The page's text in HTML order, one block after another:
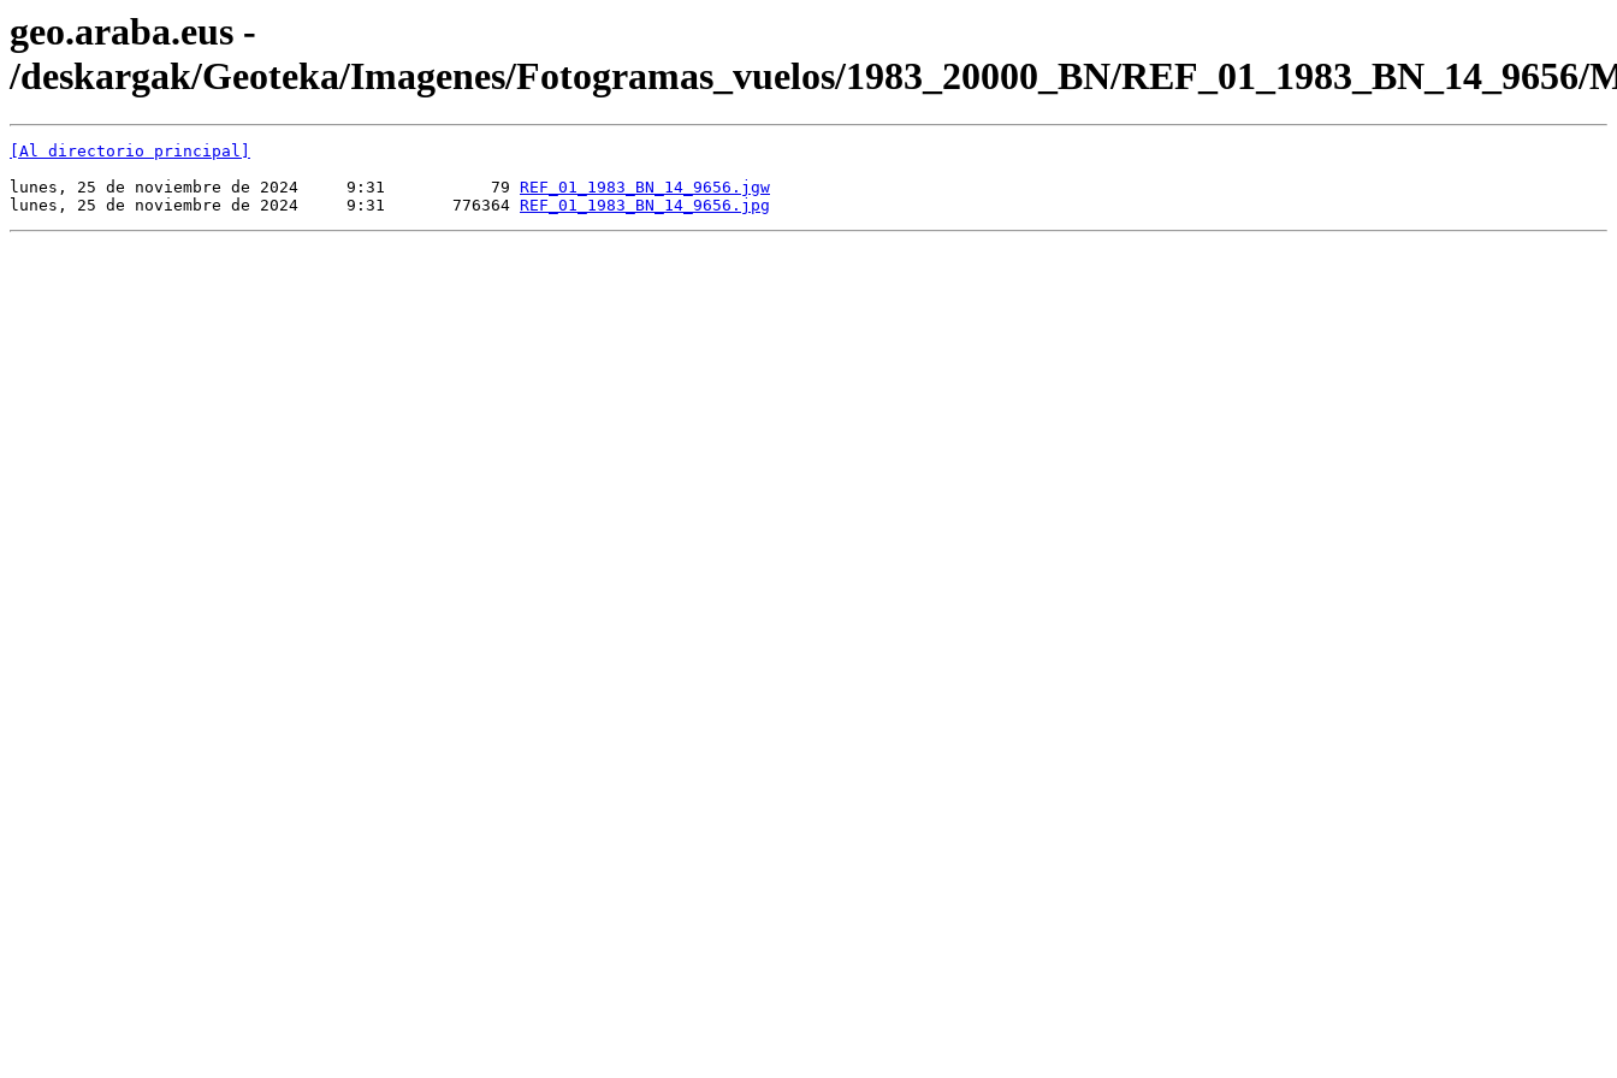
geo.araba.eus -
/deskargak/Geoteka/Imagenes/Fotogramas_vuelos/1983_20000_BN/
[Al directorio principal]
lunes, 25 de noviembre de 2024     9:31           79 REF_01_1983_BN_14_9656.jgw
lunes, 25 de noviembre de 2024     9:31       776364 REF_01_1983_BN_14_9656.jpg